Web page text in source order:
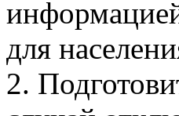
для
2.